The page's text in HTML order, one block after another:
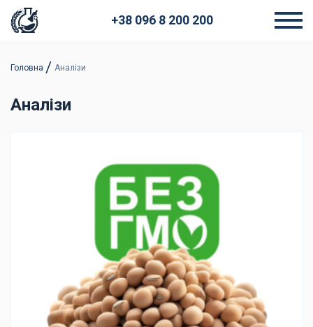
+38 096 8 200 200
Головна Аналізи
Аналізи